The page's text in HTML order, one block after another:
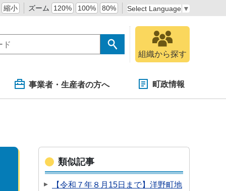
縮小 ズーム 120% 100% 80% Select Language ▼
組織から探す
事業者・生産者の方へ 町政情報
類似記事
【令和７年８月15日まで】洋野町地